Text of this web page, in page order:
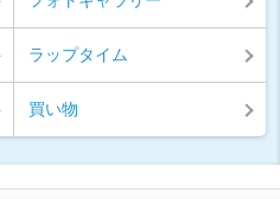
ラップタイム
買い物